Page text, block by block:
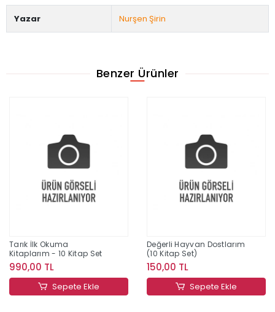
Yazar Nurşen Şirin
Benzer Ürünler
Tarık İlk Okuma
Kitaplarım - 10 Kitap Set
990,00 TL
Sepete Ekle
Değerli Hayvan Dostlarım
(10 Kitap Set)
150,00 TL
Sepete Ekle